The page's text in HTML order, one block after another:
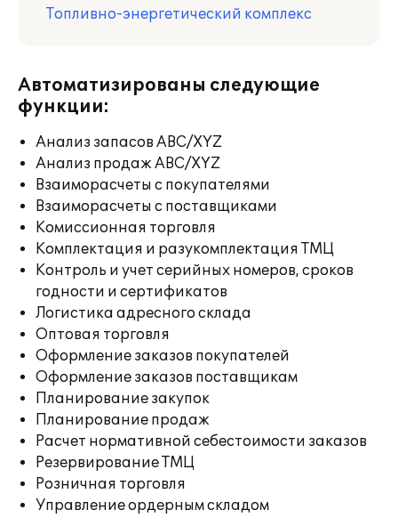
Топливно-энергетический комплекс
Автоматизированы следующие
функции:
Анализ запасов ABC/XYZ
Анализ продаж ABC/XYZ
Взаиморасчеты с покупателями
Взаиморасчеты с поставщиками
Комиссионная торговля
Комплектация и разукомплектация ТМЦ
Контроль и учет серийных номеров, сроков
годности и сертификатов
Логистика адресного склада
Оптовая торговля
Оформление заказов покупателей
Оформление заказов поставщикам
Планирование закупок
Планирование продаж
Расчет нормативной себестоимости заказов
Резервирование ТМЦ
Розничная торговля
Управление ордерным складом